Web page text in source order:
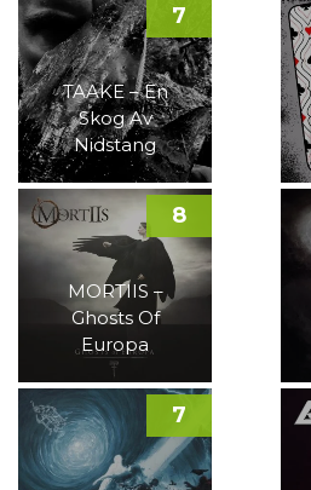
TAAKE – En
Skog Av
Nidstang
7
MORTIIS –
Ghosts Of
Europa
8
7